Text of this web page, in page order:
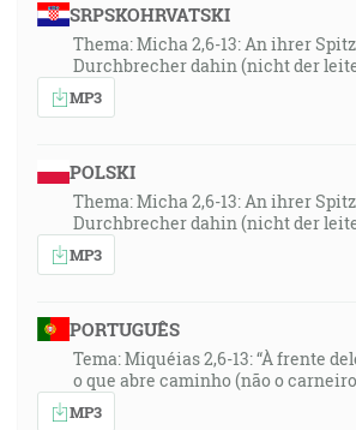
SRPSKOHRVATSKI
Thema: Micha 2,6-13: An ihrer
Durchbrecher dahin (nicht der
MP3
POLSKI
Thema: Micha 2,6-13: An ihrer
Durchbrecher dahin (nicht der
MP3
PORTUGUÊS
Tema: Miquéias 2,6-13: “À frente
o que abre caminho (não o
MP3